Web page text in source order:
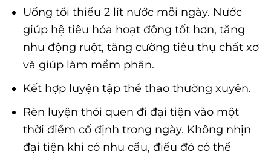
Uống tổi thiểu 2 lít nước mỗi ngày. Nước
giúp hệ tiêu hóa hoạt động tốt hơn, tăng
nhu động ruột, tăng cường tiêu thụ chất xơ
và giúp làm mềm phân.
Kết hợp luyện tập thể thao thường xuyên.
Rèn luyện thói quen đi đại tiện vào một
thời điểm cố định trong ngày. Không nhịn
đại tiện khi có nhu cầu, điều đó có thể